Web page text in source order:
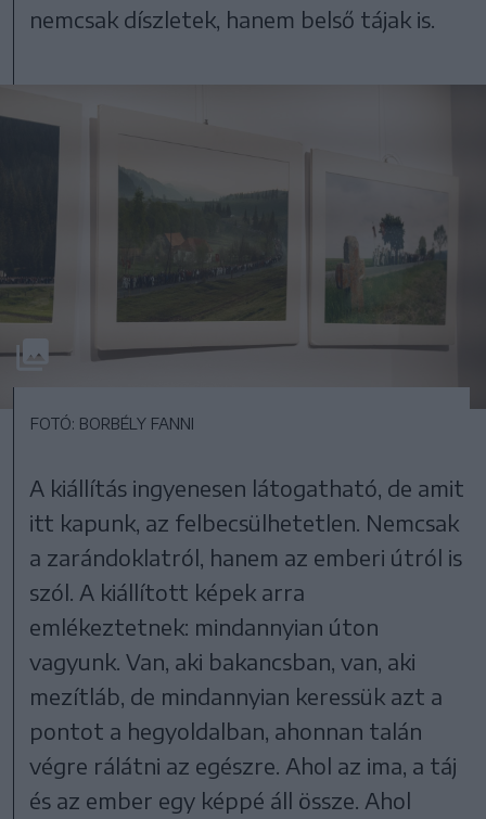
nemcsak díszletek, hanem belső tájak is.
FOTÓ: BORBÉLY FANNI
A kiállítás ingyenesen látogatható, de amit
itt kapunk, az felbecsülhetetlen. Nemcsak
a zarándoklatról, hanem az emberi útról is
szól. A kiállított képek arra
emlékeztetnek: mindannyian úton
vagyunk. Van, aki bakancsban, van, aki
mezítláb, de mindannyian keressük azt a
pontot a hegyoldalban, ahonnan talán
végre rálátni az egészre. Ahol az ima, a táj
és az ember egy képpé áll össze. Ahol